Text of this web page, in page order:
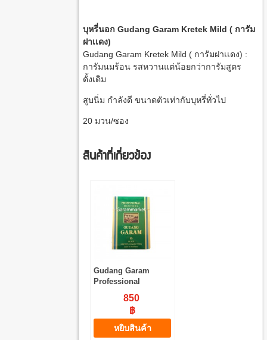
บุหรี่นอก Gudang Garam Kretek Mild ( การัม
ฝาเเดง)
Gudang Garam Kretek Mild ( การัมฝาเเดง) :
การัมนมร้อน รสหวานแต่น้อยกว่าการัมสูตร
ดั้งเดิม
สูบนิ่ม กำลังดี ขนาดตัวเท่ากับบุหรี่ทั่วไป
20 มวน/ซอง
สินค้าที่เกี่ยวข้อง
Gudang Garam
Professional
Menthol 16
850
฿
หยิบสินค้า